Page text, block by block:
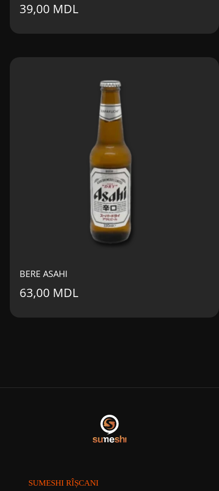
39,00 MDL
BERE ASAHI
63,00 MDL
SUMESHI RÎȘCANI